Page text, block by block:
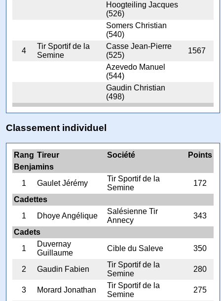
Hoogteiling Jacques
(526)
Somers Christian
(540)
4
Tir Sportif de la
Semine
Casse Jean-Pierre
(525)
1567
Azevedo Manuel
(544)
Gaudin Christian
(498)
Classement individuel
Rang Tireur Société
Points
Benjamins
1
Gaulet Jérémy
Tir Sportif de la
Semine
172
Cadettes
1
Dhoye Angélique
Salésienne Tir
Annecy
343
Cadets
1
Duvernay
Guillaume
Cible du Saleve 350
2 Gaudin Fabien
Tir Sportif de la
Semine
280
3 Morard Jonathan
Tir Sportif de la
Semine
275